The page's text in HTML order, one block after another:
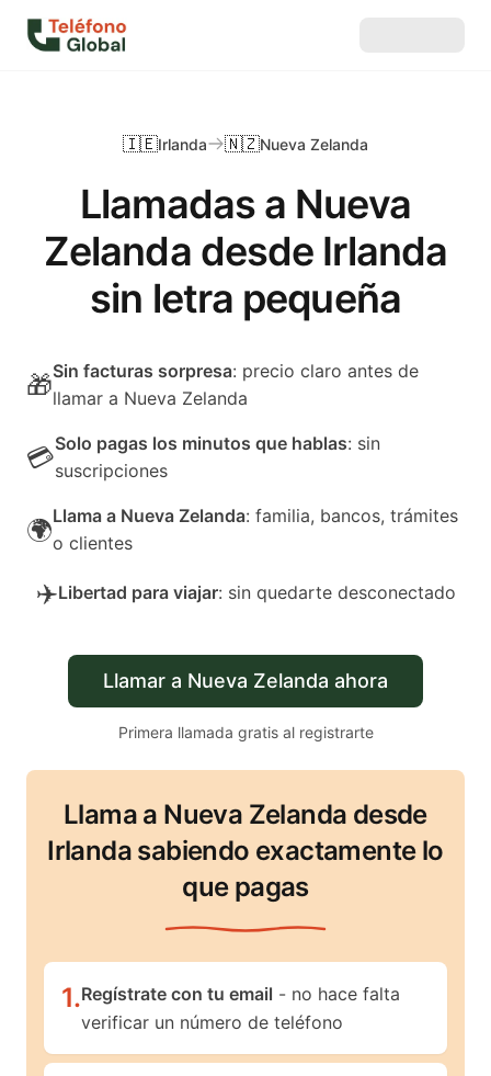
Llamadas a Nueva
Zelanda desde Irlanda
sin letra pequeña
🇮🇪Irlanda 🇳🇿Nueva Zelanda
🎁Sin facturas sorpresa: precio claro antes de
llamar a Nueva Zelanda
💳Solo pagas los minutos que hablas: sin
suscripciones
🌍Llama a Nueva Zelanda: familia, bancos, trámites
o clientes
✈️Libertad para viajar: sin quedarte desconectado
Llamar a Nueva Zelanda ahora
Primera llamada gratis al registrarte
Llama a Nueva Zelanda desde
Irlanda sabiendo exactamente lo
que pagas
1.Regístrate con tu email - no hace falta
verificar un número de teléfono